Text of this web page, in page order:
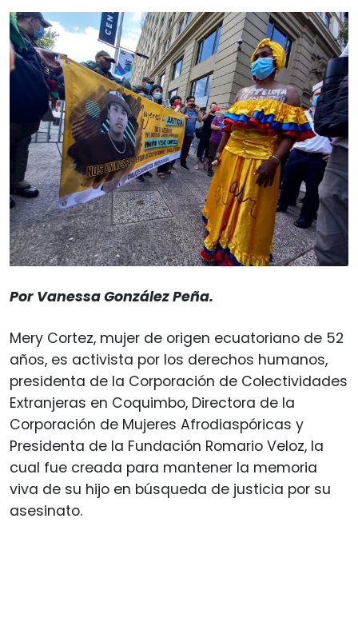
Por Vanessa González Peña.
Mery Cortez, mujer de origen ecuatoriano de 52
años, es activista por los derechos humanos,
presidenta de la Corporación de Colectividades
Extranjeras en Coquimbo, Directora de la
Corporación de Mujeres Afrodiaspóricas y
Presidenta de la Fundación Romario Veloz, la
cual fue creada para mantener la memoria
viva de su hijo en búsqueda de justicia por su
asesinato.